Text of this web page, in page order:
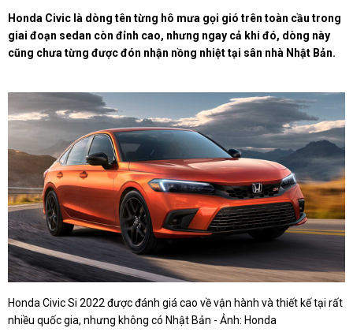
Honda Civic là dòng tên từng hô mưa gọi gió trên toàn cầu trong
giai đoạn sedan còn đỉnh cao, nhưng ngay cả khi đó, dòng này
cũng chưa từng được đón nhận nồng nhiệt tại sân nhà Nhật Bản.
Honda Civic Si 2022 được đánh giá cao về vận hành và thiết kế tại rất
nhiều quốc gia, nhưng không có Nhật Bản - Ảnh: Honda